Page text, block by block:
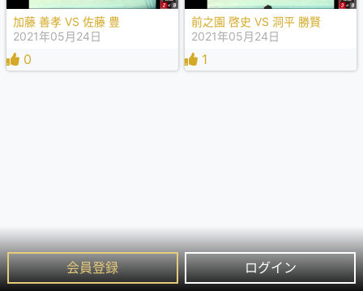
会員登録 ログイン
加藤 善孝 VS 佐藤 豊
2021年05月24日
0
前之園 啓史 VS 洞平 勝賢
2021年05月24日
1